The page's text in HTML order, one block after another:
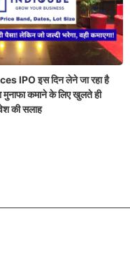
IPO इस दिन लेने जा रहा है
मुनाफा कमाने के लिए खुलते ही
की सलाह